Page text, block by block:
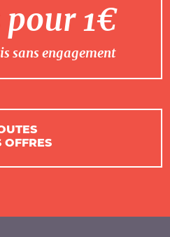
pour 1€
sans engagement
OFFRES